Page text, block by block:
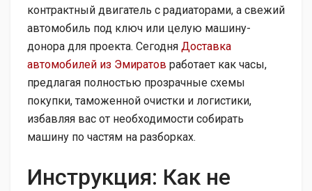
контрактный двигатель с радиаторами, а свежий
автомобиль под ключ или целую машину-
донора для проекта. Сегодня Доставка
автомобилей из Эмиратов работает как часы,
предлагая полностью прозрачные схемы
покупки, таможенной очистки и логистики,
избавляя вас от необходимости собирать
машину по частям на разборках.
Инструкция: Как не